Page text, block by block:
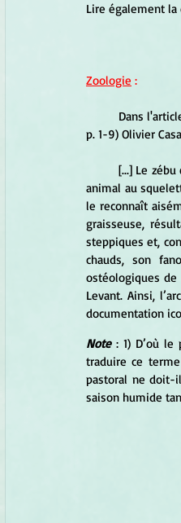
Lire également
Zoologie :
Dans
p. 1-9) Olivier
[...] Le
animal au
le reconnaît
graisseuse,
steppiques et,
chauds, son
ostéologiques de
Levant. Ainsi,
documentation
Note : 1) D’où le
traduire ce
pastoral ne doit-
saison humide